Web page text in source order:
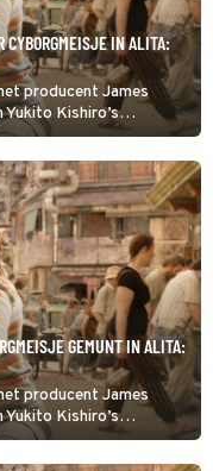
CYBORGMEISJE IN ALITA:
producent James
Kishiro’s
Battle Angel.
GEMUNT IN ALITA:
producent James
Kishiro’s
Angel Alita, getiteld